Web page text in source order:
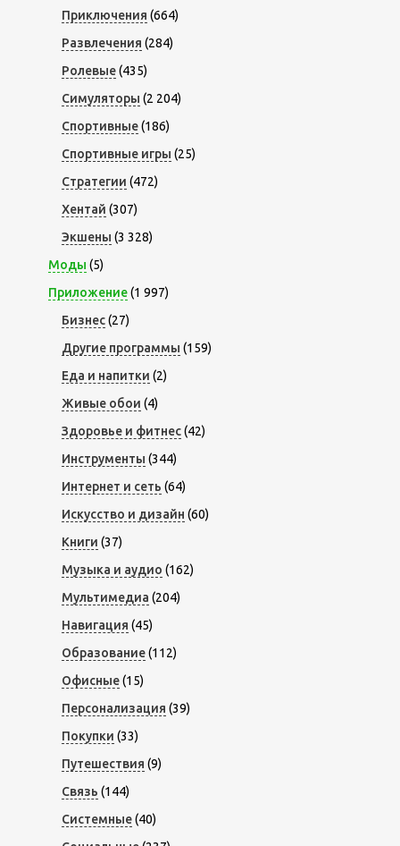
Приключения (664)
Развлечения (284)
Ролевые(435)
Симуляторы (2 204)
Спортивные(186)
Спортивные игры (25)
Стратегии (472)
Хентай (307)
Экшены (3 328)
Моды (5)
Приложение(1 997)
Бизнес(27)
Другие программы (159)
Еда и напитки (2)
Живые обои (4)
Здоровье и фитнес(42)
Инструменты (344)
Интернет и сеть (64)
Искусство и дизайн (60)
Книги (37)
Музыка и аудио (162)
Мультимедиа (204)
Навигация (45)
Образование(112)
Офисные(15)
Персонализация (39)
Покупки (33)
Путешествия (9)
Связь (144)
Системные(40)